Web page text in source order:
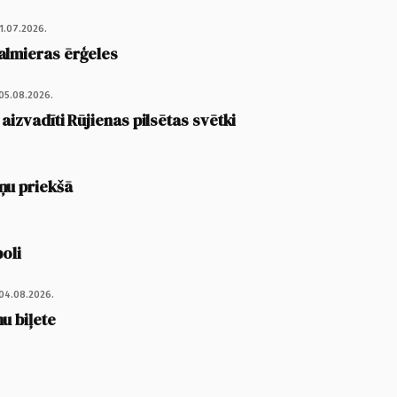
ērģeles
Rūjienas pilsētas svētki
priekšā
biļete